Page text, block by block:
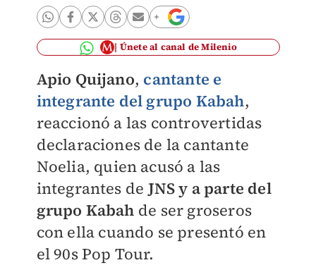
Únete al canal de Milenio
Apio Quijano, cantante e
integrante del grupo Kabah,
reaccionó a las controvertidas
declaraciones de la cantante
Noelia, quien acusó a las
integrantes de JNS y a parte del
grupo Kabah de ser groseros
con ella cuando se presentó en
el 90s Pop Tour.